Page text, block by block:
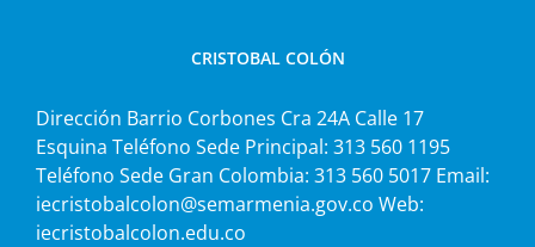
CRISTOBAL COLÓN
Dirección Barrio Corbones Cra 24A Calle 17
Esquina Teléfono Sede Principal: 313 560 1195
Teléfono Sede Gran Colombia: 313 560 5017 Email:
iecristobalcolon@semarmenia.gov.co Web:
iecristobalcolon.edu.co